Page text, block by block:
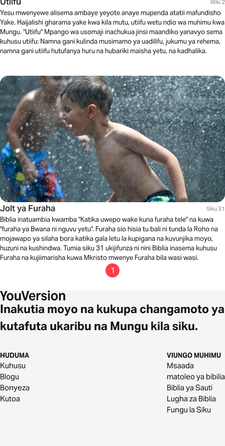
Wiki 2
Yesu mwenyewe alisema ambaye yeyote anaye mupenda atatii mafundisho
Yake. Haijalishi gharama yake kwa kila mutu, utiifu wetu ndio wa muhimu kwa
Mungu. "Utiifu" Mpango wa usomaji inachukua jinsi maandiko yanavyo sema
kuhusu utiifu: Namna gani kulinda musimamo ya uadilifu, jukumu ya rehema,
namna gani utiifu hutufanya huru na hubariki maisha yetu, na kadhalika.
Jolt ya Furaha Siku 31
Biblia inatuambia kwamba "Katika uwepo wake kuna furaha tele" na kuwa
"furaha ya Bwana ni nguvu yetu". Furaha sio hisia tu bali ni tunda la Roho na
mojawapo ya silaha bora katika gala letu la kupigana na kuvunjika moyo,
huzuni na kushindwa. Tumia siku 31 ukijifunza ni nini Biblia inasema kuhusu
Furaha na kujiimarisha kuwa Mkristo mwenye Furaha bila wasi wasi.
1
Inakutia moyo na kukupa changamoto ya
kutafuta ukaribu na Mungu kila siku.
HUDUMA
Kuhusu
Blogu
Bonyeza
Kutoa
VIUNGO MUHIMU
Msaada
matoleo ya bibilia
Biblia ya Sauti
Lugha za Biblia
Fungu la Siku